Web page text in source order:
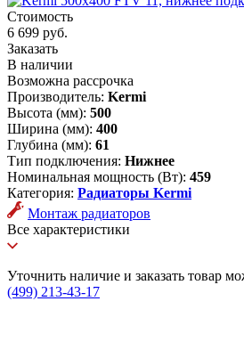
Стоимость
6 699 руб.
Заказать
В наличии
Возможна рассрочка
Производитель: Kermi
Высота (мм): 500
Ширина (мм): 400
Глубина (мм): 61
Тип подключения: Нижнее
Номинальная мощность (Вт): 459
Категория: Радиаторы Kermi
Монтаж радиаторов
Все характеристики
Уточнить наличие и заказать товар
(499) 213-43-17